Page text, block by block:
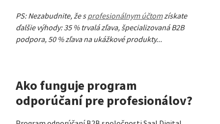
PS: Nezabudnite, že sprofesionálnym účtomzískate
ďalšie výhody: 35 % trvalá zľava, špecializovaná B2B
podpora, 50 % zľava na ukážkové produkty...
Ako funguje program
odporúčaní pre profesionálov?